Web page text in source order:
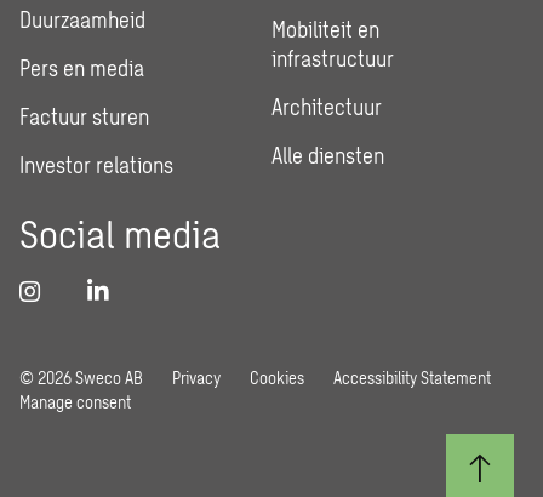
Duurzaamheid
Pers en media
Factuur sturen
Investor relations
Mobiliteit en
infrastructuur
Architectuur
Alle diensten
Social media
© 2026 Sweco AB Privacy Cookies
Accessibility Statement
Manage consent